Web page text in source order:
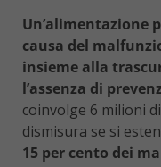
Un’alimentazione
causa del
insieme alla
l’assenza di
coinvolge 6 milioni
dismisura se si
15 per cento dei